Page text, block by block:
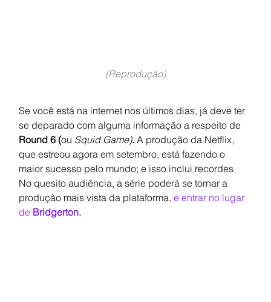
(Reprodução)
Se você está na internet nos últimos dias, já deve ter
se deparado com alguma informação a respeito de
Round 6 (ou Squid Game). A produção da Netflix,
que estreou agora em setembro, está fazendo o
maior sucesso pelo mundo; e isso inclui recordes.
No quesito audiência, a série poderá se tornar a
produção mais vista da plataforma, e entrar no lugar
de Bridgerton.